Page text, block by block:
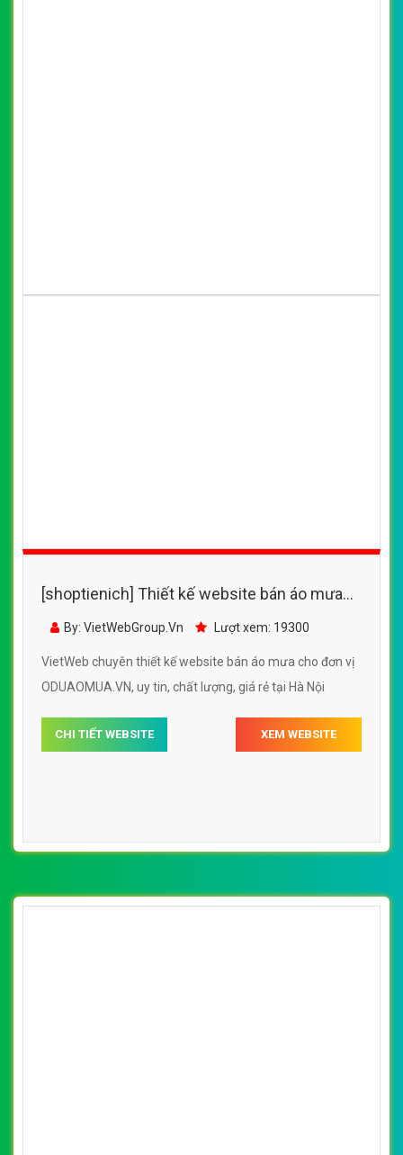
[shoptienich] Thiết kế website bán áo mưa
ODUAOMUA.VN đẹp, chuyên nghiệp chuẩn
By: VietWebGroup.Vn Lượt xem: 19300
VietWeb chuyên thiết kế website bán áo mưa cho đơn vị
ODUAOMUA.VN, uy tin, chất lượng, giá rẻ tại Hà Nội
CHI TIẾT WEBSITE XEM WEBSITE